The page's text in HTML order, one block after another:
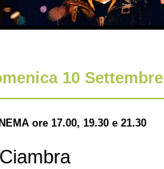
10 Settembre
ore 17.00, 19.30 e 21.30